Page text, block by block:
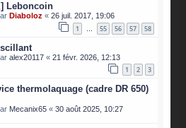
Leboncoin
Diaboloz «26 juil. 2017, 19:06
1 … 55 56 57 58
alex20117 «21 févr. 2026, 12:13
1 2 3
thermolaquage (cadre DR 650)
Mecanix65 «30 août 2025, 10:27